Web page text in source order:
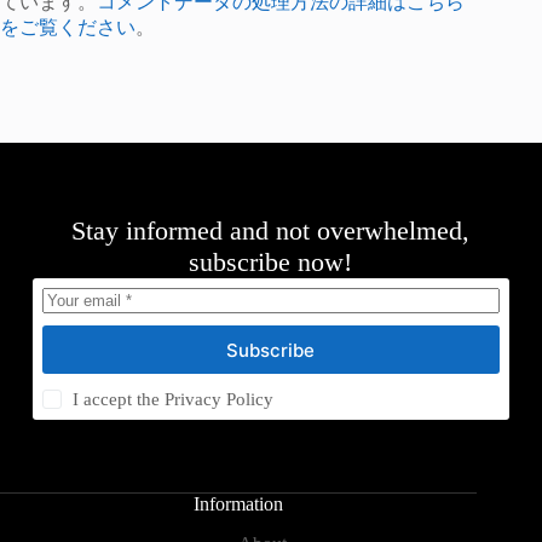
をご覧ください。
Stay informed and not overwhelmed,
subscribe now!
Subscribe
I accept thePrivacy Policy
Information